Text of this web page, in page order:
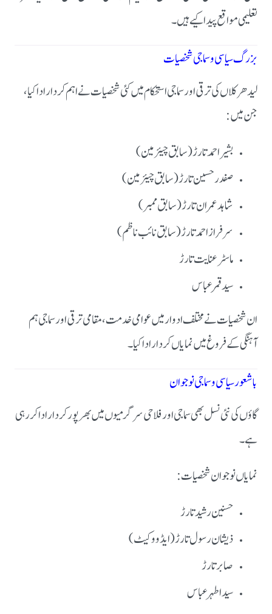
تعلیمی مواقع پیدا کیے ہیں۔
بزرگ سیاسی و سماجی شخصیات
لیدھر کلاں کی ترقی اور سماجی استحکام میں کئی شخصیات نے اہم کردار ادا کیا،
جن میں:
بشیر احمد تارڑ (سابق چیئرمین)
صفدر حسین تارڑ (سابق چیئرمین)
شاہد عمران تارڑ (سابق ممبر)
سرفراز احمد تارڑ (سابق نائب ناظم)
ماسٹر عنایت تارڑ
سید قمر عباس
ان شخصیات نے مختلف ادوار میں عوامی خدمت، مقامی ترقی اور سماجی ہم
آہنگی کے فروغ میں نمایاں کردار ادا کیا۔
باشعور سیاسی و سماجی نوجوان
گاؤں کی نئی نسل بھی سماجی اور فلاحی سرگرمیوں میں بھرپور کردار ادا کر رہی
ہے۔
نمایاں نوجوان شخصیات:
حسنین رشید تارڑ
ذیشان رسول تارڑ (ایڈووکیٹ)
صابر تارڑ
سید اطہر عباس